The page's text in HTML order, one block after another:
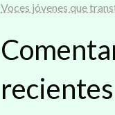
Voces jóvenes que
recientes